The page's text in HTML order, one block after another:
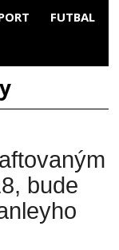
FUTBAL
bude